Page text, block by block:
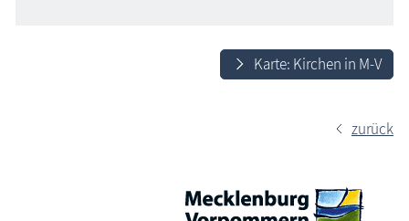
Karte: Kirchen in M-V
zurück